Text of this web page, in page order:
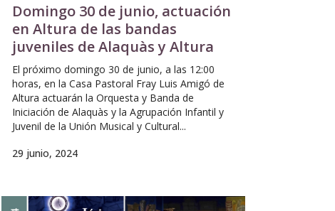
Domingo 30 de junio, actuación
en Altura de las bandas
juveniles de Alaquàs y Altura
El próximo domingo 30 de junio, a las 12:00
horas, en la Casa Pastoral Fray Luis Amigó de
Altura actuarán la Orquesta y Banda de
Iniciación de Alaquàs y la Agrupación Infantil y
Juvenil de la Unión Musical y Cultural...
29 junio, 2024